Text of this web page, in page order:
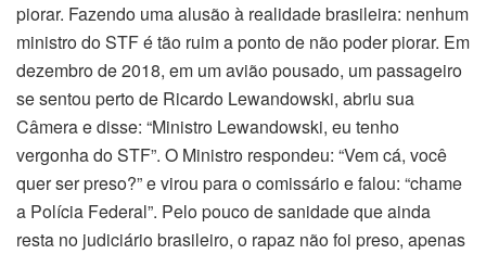
piorar. Fazendo uma alusão à realidade brasileira: nenhum
ministro do STF é tão ruim a ponto de não poder piorar. Em
dezembro de 2018, em um avião pousado, um passageiro
se sentou perto de Ricardo Lewandowski, abriu sua
Câmera e disse: “Ministro Lewandowski, eu tenho
vergonha do STF”. O Ministro respondeu: “Vem cá, você
quer ser preso?” e virou para o comissário e falou: “chame
a Polícia Federal”. Pelo pouco de sanidade que ainda
resta no judiciário brasileiro, o rapaz não foi preso, apenas